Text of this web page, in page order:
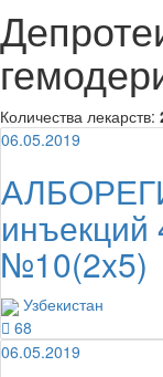
Количества лекарств:
06.05.2019
№10(2x5)
Узбекистан
68
06.05.2019